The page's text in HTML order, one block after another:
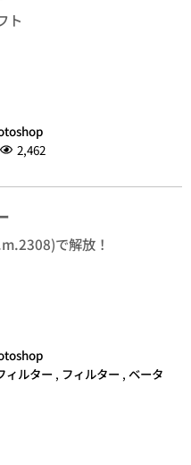
ト
2,462
で解放！
ィルター , フィルター , ベータ